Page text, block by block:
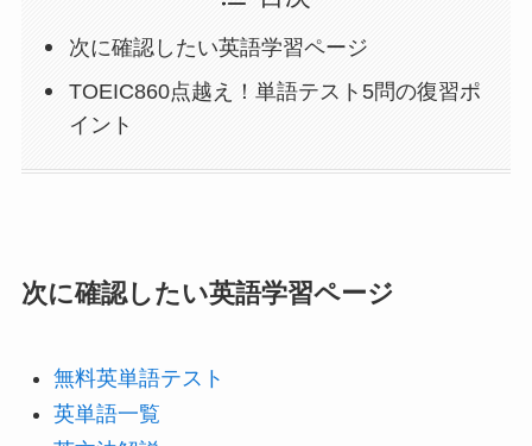
次に確認したい英語学習ページ
TOEIC860点越え！単語テスト5問の復習ポ
イント
次に確認したい英語学習ページ
無料英単語テスト
英単語一覧